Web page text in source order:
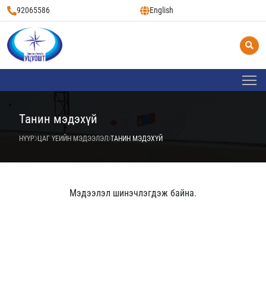
92065586 English
Танин мэдэхүй
НҮҮР ЦАГ ҮЕИЙН МЭДЭЭЛЭЛ ТАНИН МЭДЭХҮЙ
Мэдээлэл шинэчлэгдэж байна.